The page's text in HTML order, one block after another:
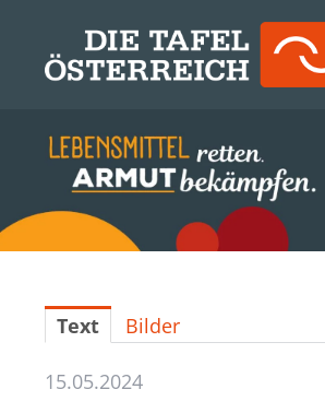
Downloads
Kontakt
Text Bilder
15.05.2024